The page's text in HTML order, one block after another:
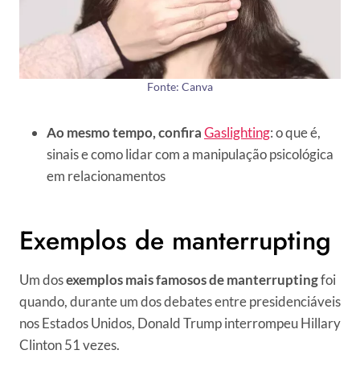
Fonte: Canva
Ao mesmo tempo, confiraGaslighting: o que é,
sinais e como lidar com a manipulação psicológica
em relacionamentos
Exemplos de manterrupting
Um dosexemplos mais famosos de manterruptingfoi
quando, durante um dos debates entre presidenciáveis
nos Estados Unidos, Donald Trump interrompeu Hillary
Clinton 51 vezes.